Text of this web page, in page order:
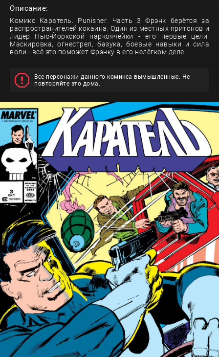
Описание:
Комикс Каратель. Punisher. Часть 3 Фрэнк берётся за
распространителей кокаина. Один из местных притонов и
лидер Нью-Йоркской наркоячейки - его первые цели.
Маскировка, огнестрел, базука, боевые навыки и сила
воли - всё это поможет Фрэнку в его нелёгком деле.
Все персонажи данного комикса вымышленные. Не
повторяйте это дома.